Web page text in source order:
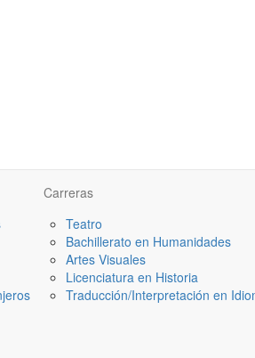
Carreras
Teatro
Bachillerato en Humanidades
Artes Visuales
Licenciatura en Historia
Traducción/Interpretación en